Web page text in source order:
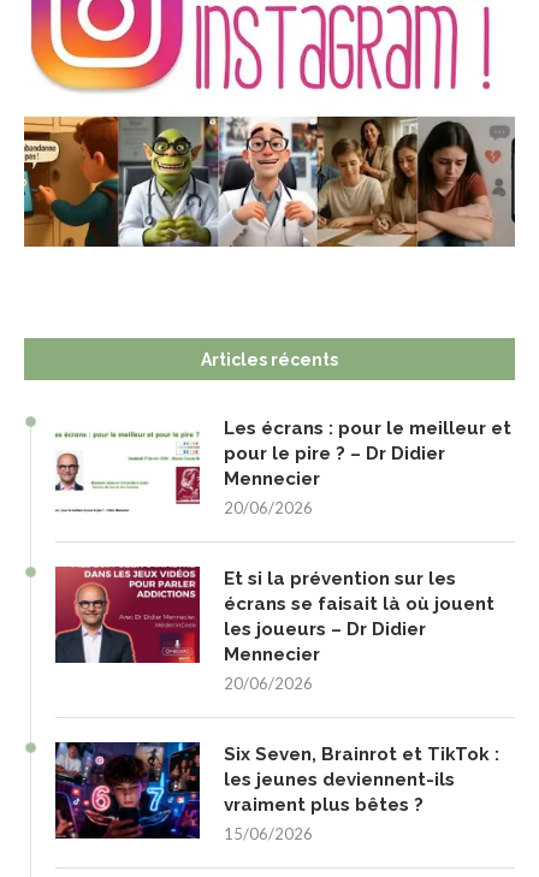
Articles récents
Les écrans : pour le meilleur et
pour le pire ? – Dr Didier
Mennecier
20/06/2026
Et si la prévention sur les
écrans se faisait là où jouent
les joueurs – Dr Didier
Mennecier
20/06/2026
Six Seven, Brainrot et TikTok :
les jeunes deviennent-ils
vraiment plus bêtes ?
15/06/2026